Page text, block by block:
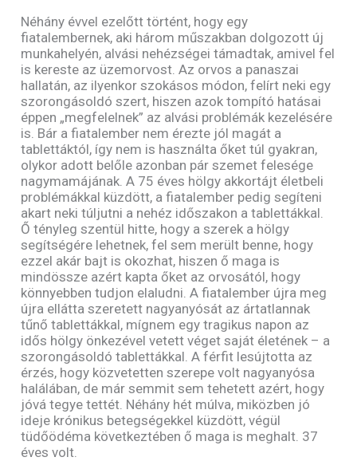
Néhány évvel ezelőtt történt, hogy egy
fiatalembernek, aki három műszakban dolgozott új
munkahelyén, alvási nehézségei támadtak, amivel fel
is kereste az üzemorvost. Az orvos a panaszai
hallatán, az ilyenkor szokásos módon, felírt neki egy
szorongásoldó szert, hiszen azok tompító hatásai
éppen „megfelelnek” az alvási problémák kezelésére
is. Bár a fiatalember nem érezte jól magát a
tablettáktól, így nem is használta őket túl gyakran,
olykor adott belőle azonban pár szemet felesége
nagymamájának. A 75 éves hölgy akkortájt életbeli
problémákkal küzdött, a fiatalember pedig segíteni
akart neki túljutni a nehéz időszakon a tablettákkal.
Ő tényleg szentül hitte, hogy a szerek a hölgy
segítségére lehetnek, fel sem merült benne, hogy
ezzel akár bajt is okozhat, hiszen ő maga is
mindössze azért kapta őket az orvosától, hogy
könnyebben tudjon elaludni. A fiatalember újra meg
újra ellátta szeretett nagyanyósát az ártatlannak
tűnő tablettákkal, mígnem egy tragikus napon az
idős hölgy önkezével vetett véget saját életének – a
szorongásoldó tablettákkal. A férfit lesújtotta az
érzés, hogy közvetetten szerepe volt nagyanyósa
halálában, de már semmit sem tehetett azért, hogy
jóvá tegye tettét. Néhány hét múlva, miközben jó
ideje krónikus betegségekkel küzdött, végül
tüdőödéma következtében ő maga is meghalt. 37
éves volt.